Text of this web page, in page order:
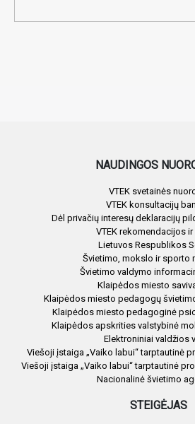
NAUDINGOS
VTEK svetainės
VTEK konsultacijų
Dėl privačių interesų deklaracijų
VTEK rekomendacijos
Lietuvos Respublikos
Švietimo, mokslo ir sporto
Švietimo valdymo
Klaipėdos miesto
Klaipėdos miesto pedagogų
Klaipėdos miesto pedagoginė
Klaipėdos apskrities valstybinė
Elektroniniai valdžios
Viešoji įstaiga „Vaiko labui“ tarptautinė
Viešoji įstaiga „Vaiko labui“ tarptautinė
Nacionalinė švietimo
STEIGĖJAS